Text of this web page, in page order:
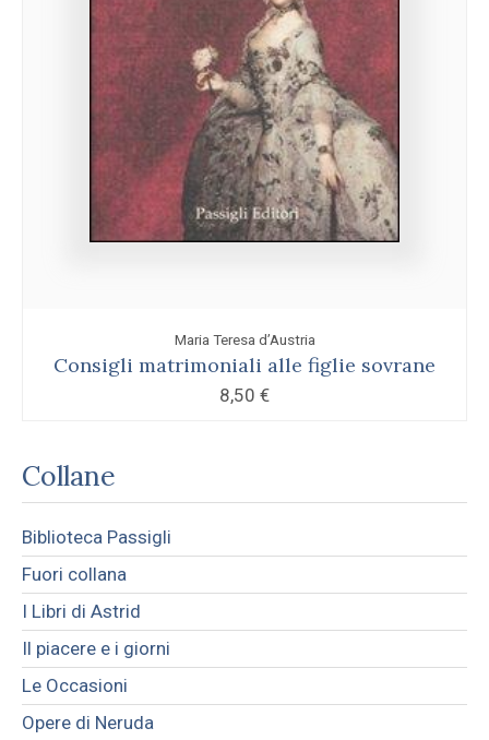
Maria Teresa d’Austria
Consigli matrimoniali alle figlie sovrane
8,50 €
Collane
Biblioteca Passigli
Fuori collana
I Libri di Astrid
Il piacere e i giorni
Le Occasioni
Opere di Neruda